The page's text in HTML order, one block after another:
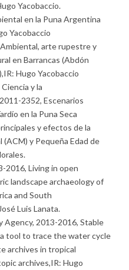
Yacobaccio.
en la Puna Argentina
Yacobaccio
arte rupestre y
en Barrancas (Abdón
Hugo Yacobaccio
y la
2352, Escenarios
en la Puna Seca
y efectos de la
y Pequeña Edad de
2016, Living in open
landscape archaeology of
and South
Luis Lanata.
2013-2016, Stable
tool to trace the water cycle
archives in tropical
archives,IR: Hugo